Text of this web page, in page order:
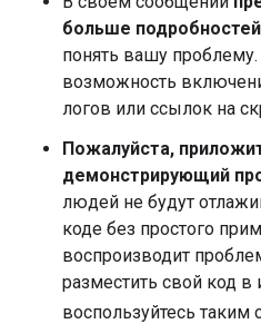
больше подробностей
понять вашу
возможность
логов или ссылок на
Пожалуйста,
демонстрирующий
людей не будут
коде без простого
воспроизводит
разместить свой код в
воспользуйтесь таким